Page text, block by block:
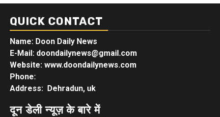
QUICK CONTACT
Name: Doon Daily News
E-Mail: doondailynews@gmail.com
Website: www.doondailynews.com
Phone:
Address: Dehradun, uk
दून डेली न्यूज़ के बारे में